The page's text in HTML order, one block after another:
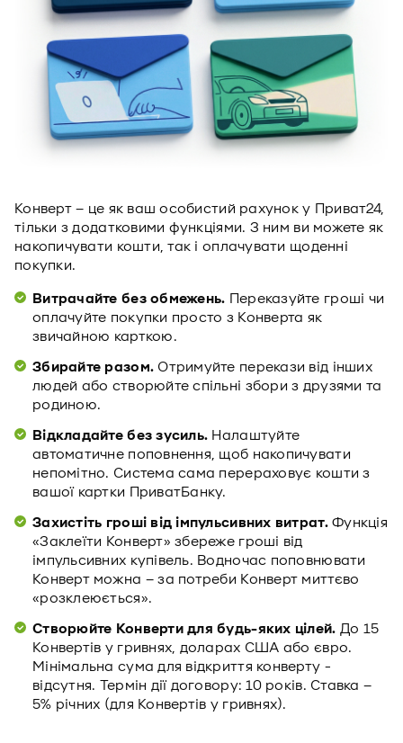
Конверт – це як ваш особистий рахунок у Приват24,
тільки з додатковими функціями. З ним ви можете як
накопичувати кошти, так і оплачувати щоденні
покупки.
Витрачайте без обмежень. Переказуйте гроші чи
оплачуйте покупки просто з Конверта як
звичайною карткою.
Збирайте разом. Отримуйте перекази від інших
людей або створюйте спільні збори з друзями та
родиною.
Відкладайте без зусиль. Налаштуйте
автоматичне поповнення, щоб накопичувати
непомітно. Система сама перераховує кошти з
вашої картки ПриватБанку.
Захистіть гроші від імпульсивних витрат.Функція
«Заклеїти Конверт» збереже гроші від
імпульсивних купівель. Водночас поповнювати
Конверт можна – за потреби Конверт миттєво
«розклеюється».
Створюйте Конверти для будь-яких цілей. До 15
Конвертів у гривнях, доларах США або євро.
Мінімальна сума для відкриття конверту -
відсутня. Термін дії договору: 10 років. Ставка –
5% річних (для Конвертів у гривнях).